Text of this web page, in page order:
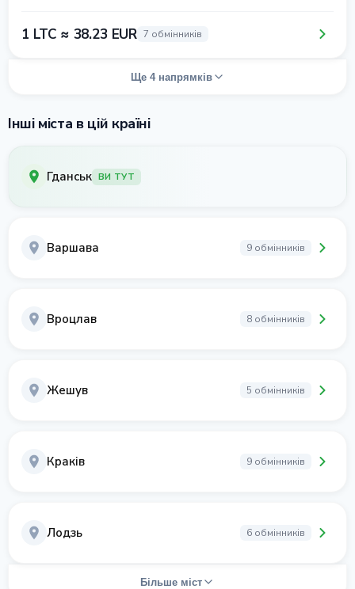
1 LTC ≈ 38.23 EUR 7 обмінників
Ще 4 напрямків
Інші міста в цій країні
Гданськ ВИ ТУТ
Варшава 9 обмінників
Вроцлав 8 обмінників
Жешув 5 обмінників
Краків 9 обмінників
Лодзь 6 обмінників
Більше міст